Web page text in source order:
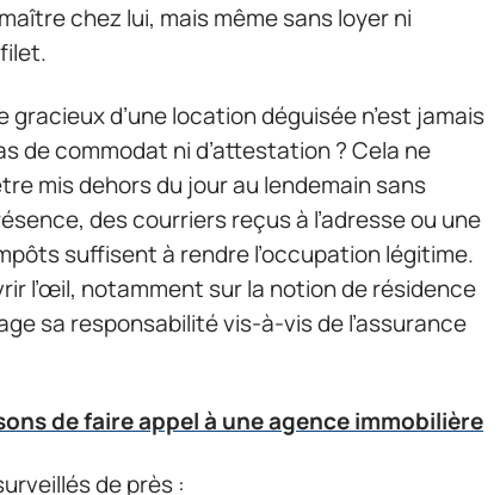
chez lui, mais même sans loyer ni
d’une location déguisée n’est jamais
de commodat ni d’attestation ? Cela ne
mis dehors du jour au lendemain sans
des courriers reçus à l’adresse ou une
suffisent à rendre l’occupation légitime.
l’œil, notamment sur la notion de résidence
sa responsabilité vis-à-vis de l’assurance
de faire appel à une agence immobilière
de près :